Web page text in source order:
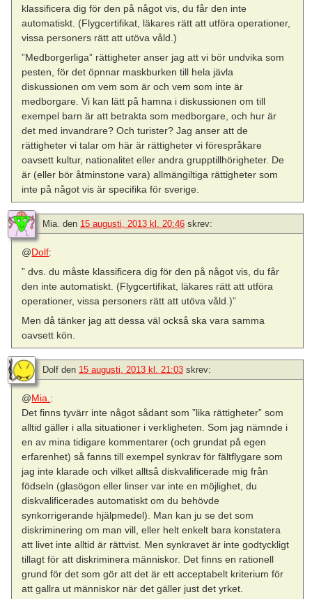
klassificera dig för den på något vis, du får den inte
automatiskt. (Flygcertifikat, läkares rätt att utföra operationer,
vissa personers rätt att utöva våld.)
”Medborgerliga” rättigheter anser jag att vi bör undvika som
pesten, för det öpnnar maskburken till hela jävla
diskussionen om vem som är och vem som inte är
medborgare. Vi kan lätt på hamna i diskussionen om till
exempel barn är att betrakta som medborgare, och hur är
det med invandrare? Och turister? Jag anser att de
rättigheter vi talar om här är rättigheter vi förespråkare
oavsett kultur, nationalitet eller andra grupptillhörigheter. De
är (eller bör åtminstone vara) allmängiltiga rättigheter som
inte på något vis är specifika för sverige.
Mia. den 15 augusti, 2013 kl. 20:46 skrev:
@Dolf:
” dvs. du måste klassificera dig för den på något vis, du får
den inte automatiskt. (Flygcertifikat, läkares rätt att utföra
operationer, vissa personers rätt att utöva våld.)”
Men då tänker jag att dessa väl också ska vara samma
oavsett kön.
Dolf den 15 augusti, 2013 kl. 21:03 skrev:
@Mia.:
Det finns tyvärr inte något sådant som ”lika rättigheter” som
alltid gäller i alla situationer i verkligheten. Som jag nämnde i
en av mina tidigare kommentarer (och grundat på egen
erfarenhet) så fanns till exempel synkrav för fältflygare som
jag inte klarade och vilket alltså diskvalificerade mig från
födseln (glasögon eller linser var inte en möjlighet, du
diskvalificerades automatiskt om du behövde
synkorrigerande hjälpmedel). Man kan ju se det som
diskriminering om man vill, eller helt enkelt bara konstatera
att livet inte alltid är rättvist. Men synkravet är inte godtyckligt
tillagt för att diskriminera människor. Det finns en rationell
grund för det som gör att det är ett acceptabelt kriterium för
att gallra ut människor när det gäller just det yrket.